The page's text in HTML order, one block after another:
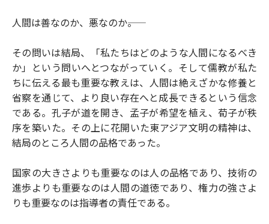
人間は善なのか、悪なのか――。
その問いは結局、「私たちはどのような人間になるべき
か」という問いへとつながっていく。そして儒教が私た
ちに伝える最も重要な教えは、人間は絶えざかな修養と
省察を通じて、より良い存在へと成長できるという信念
である。孔子が道を開き、孟子が希望を植え、荀子が秩
序を築いた。その上に花開いた東アジア文明の精神は、
結局のところ人間の品格であった。
国家の大きさよりも重要なのは人の品格であり、技術の
進歩よりも重要なのは人間の道徳であり、権力の強さよ
りも重要なのは指導者の責任である。